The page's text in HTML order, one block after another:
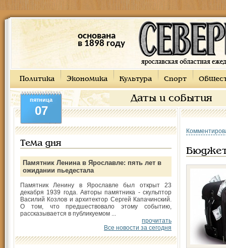
основана
в 1898 году
Политика Экономика Культура Спорт
Даты и события
пятница
07
Тема дня
Памятник Ленина в Ярославле: пять лет в
ожидании пьедестала
Памятник Ленину в Ярославле был открыт 23
декабря 1939 года. Авторы памятника - скульптор
Василий Козлов и архитектор Сергей Капачинский.
О том, что предшествовало этому событию,
рассказывается в публикуемом ...
прочитать
Все новости за сегодня